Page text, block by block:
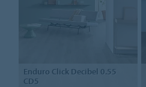
Enduro Click Decibel 0.55
CD5